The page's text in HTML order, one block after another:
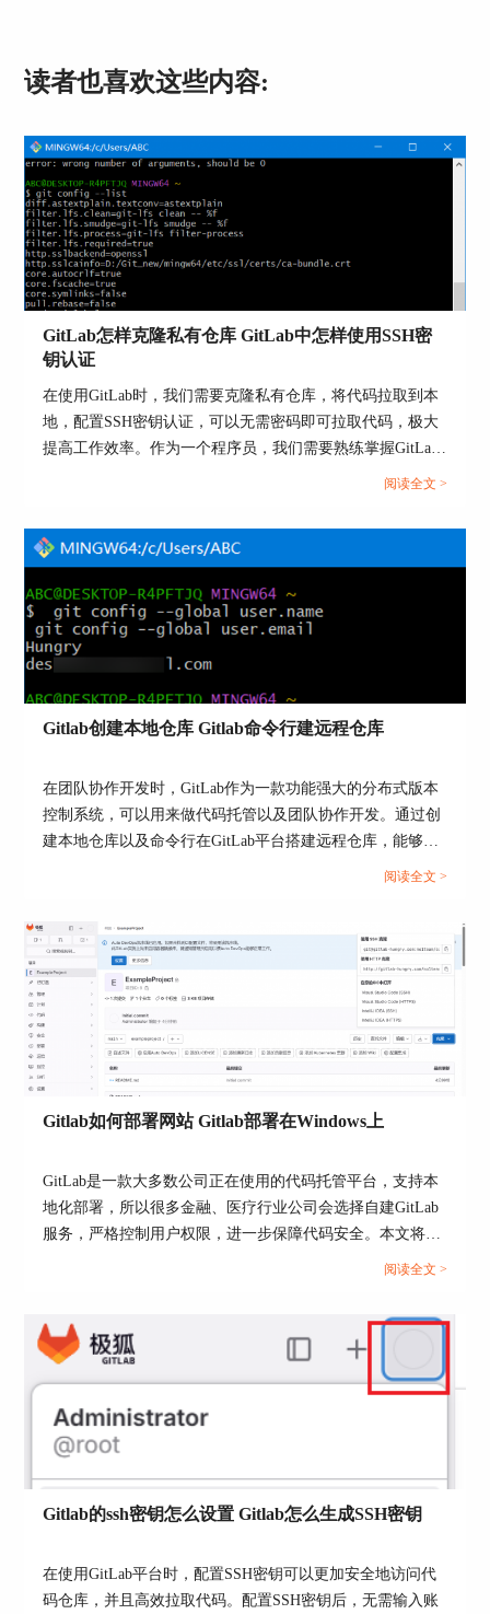
第三步：复制SSH公钥
到GitLab上。
1）使用【cat ~/.ssh/id_rsa.pub】命令查看并复制公
钥
2）复制所有内容。
图3：复制公钥
第四步：将公钥添加到GitLab
3）在左侧菜单中选择【SSH密钥】，点击右方的
【添加新密钥】。
图5：添加新密钥
4）在【密钥】字段中粘贴刚才复制的公钥，在
【标题】字段中输入一个名称，方便识别此密，默
图6：添加密钥
读者也喜欢这些内容:
GitLab怎样克隆私有仓库 GitLab中怎样使用SSH密
钥认证
在使用GitLab时，我们需要克隆私有仓库，将代码拉取到本
地，配置SSH密钥认证，可以无需密码即可拉取代码，极大
提高工作效率。作为一个程序员，我们需要熟练掌握GitLab
克隆私有仓库的步骤，以及GitLab使用SSH密钥认证的方
怎样使用SSH密钥认证的相关内容。...
阅读全文 >
Gitlab创建本地仓库 Gitlab命令行建远程仓库
在团队协作开发时，GitLab作为一款功能强大的分布式版本
控制系统，可以用来做代码托管以及团队协作开发。通过创
建本地仓库以及命令行在GitLab平台搭建远程仓库，能够构
建完善的版本控制体系，实现代码的规范化管理与协作开发
阅读全文 >
Gitlab如何部署网站 Gitlab部署在Windows上
GitLab是一款大多数公司正在使用的代码托管平台，支持本
地化部署，所以很多金融、医疗行业公司会选择自建GitLab
服务，严格控制用户权限，进一步保障代码安全。本文将为
大家介绍Gitlab如何部署网站，Gitlab部署在Windows上的相
阅读全文 >
Gitlab的ssh密钥怎么设置 Gitlab怎么生成SSH密钥
在使用GitLab平台时，配置SSH密钥可以更加安全地访问代
码仓库，并且高效拉取代码。配置SSH密钥后，无需输入账